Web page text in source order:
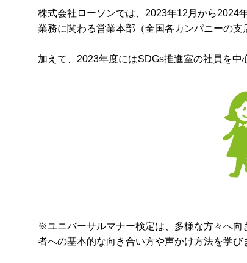
株式会社ローソンでは、2023年12月から2024
業務に関わる営業本部（全国各カンパニーの
加えて、2023年度にはSDGs推進室の社員を
※ユニバーサルマナー検定は、多様な方々へ向
者への基本的な向き合い方や声かけ方法を学